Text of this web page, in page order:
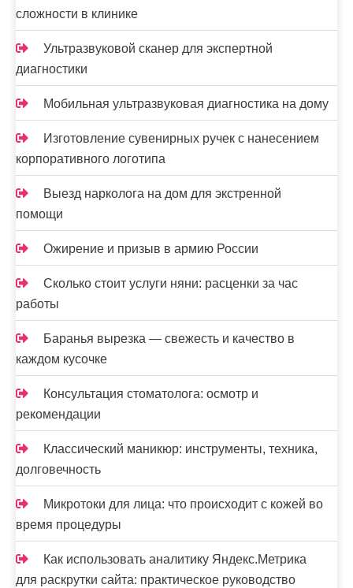
п
и
с
я
м
сложности в клинике
Ультразвуковой сканер для экспертной
диагностики
Мобильная ультразвуковая диагностика на дому
Изготовление сувенирных ручек с нанесением
корпоративного логотипа
Выезд нарколога на дом для экстренной
помощи
Ожирение и призыв в армию России
Сколько стоит услуги няни: расценки за час
работы
Баранья вырезка — свежесть и качество в
каждом кусочке
Консультация стоматолога: осмотр и
рекомендации
Классический маникюр: инструменты, техника,
долговечность
Микротоки для лица: что происходит с кожей во
время процедуры
Как использовать аналитику Яндекс.Метрика
для раскрутки сайта: практическое руководство